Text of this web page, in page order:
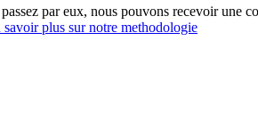
par eux, nous pouvons recevoir une
savoir plus sur notre methodologie